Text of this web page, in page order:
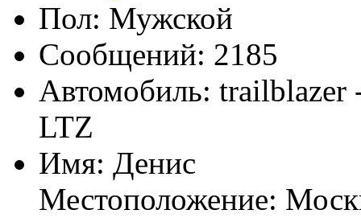
Пол:
Сообщений: 2185
Автомобиль:
LTZ
Имя: Денис
Местоположение: